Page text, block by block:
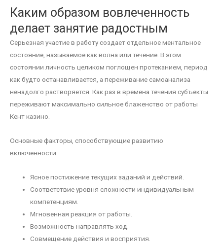
Каким образом вовлеченность
делает занятие радостным
Серьезная участие в работу создает отдельное ментальное
состояние, называемое как волна или течение. В этом
состоянии личность целиком поглощен протеканием, период
как будто останавливается, а переживание самоанализа
ненадолго растворяется. Как раз в времена течения субъекты
переживают максимально сильное блаженство от работы
Кент казино.
Основные факторы, способствующие развитию
включенности:
Ясное постижение текущих заданий и действий.
Соответствие уровня сложности индивидуальным
компетенциям.
Мгновенная реакция от работы.
Возможность направлять ход.
Совмещение действия и восприятия.